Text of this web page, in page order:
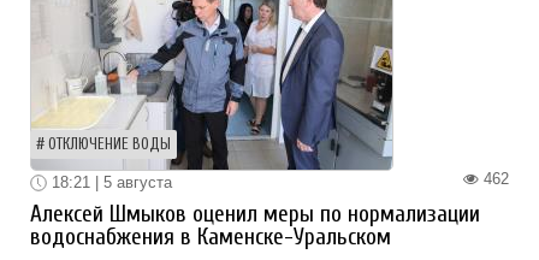
ОТКЛЮЧЕНИЕ ВОДЫ
462
18:21 | 5 августа
Алексей Шмыков оценил меры по нормализации
водоснабжения в Каменске-Уральском